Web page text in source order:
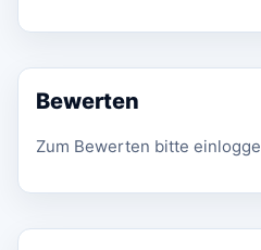
Bewerten
Zum Bewerten bitte